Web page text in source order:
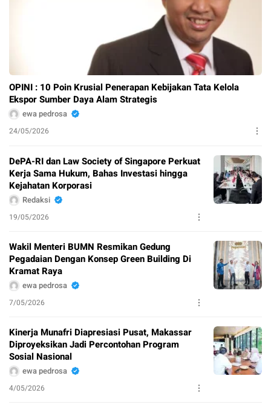
OPINI : 10 Poin Krusial Penerapan Kebijakan Tata Kelola
Ekspor Sumber Daya Alam Strategis
ewa pedrosa
24/05/2026
DePA-RI dan Law Society of Singapore Perkuat
Kerja Sama Hukum, Bahas Investasi hingga
Kejahatan Korporasi
Redaksi
19/05/2026
Wakil Menteri BUMN Resmikan Gedung
Pegadaian Dengan Konsep Green Building Di
Kramat Raya
ewa pedrosa
7/05/2026
Kinerja Munafri Diapresiasi Pusat, Makassar
Diproyeksikan Jadi Percontohan Program
Sosial Nasional
ewa pedrosa
4/05/2026